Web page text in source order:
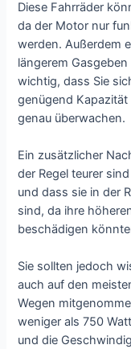
Diese Fahrräder
da der Motor nur
werden. Außerdem
längerem
wichtig, dass Sie
genügend
genau überwachen.
Ein zusätzlicher
der Regel teurer
und dass sie in der
sind, da ihre
beschädigen
Sie sollten jedoch
auch auf den
Wegen
weniger als 750
und die